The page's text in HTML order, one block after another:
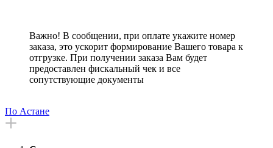
Важно! В сообщении, при оплате укажите номер
заказа, это ускорит формирование Вашего товара к
отгрузке. При получении заказа Вам будет
предоставлен фискальный чек и все
сопутствующие документы
По Астане